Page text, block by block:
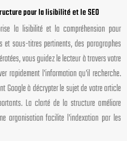
pour la lisibilité et le SEO
la lisibilité et la compréhension pour
sous-titres pertinents, des paragraphes
vous guidez le lecteur à travers votre
rapidement l’information qu’il recherche.
Google à décrypter le sujet de votre article
La clarté de la structure améliore
organisation facilite l’indexation par les